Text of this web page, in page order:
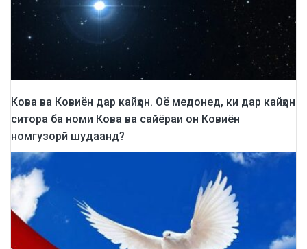
Кова ва Ковиён дар кайҳон. Оё медонед, ки дар кайҳон
ситора ба номи Кова ва сайёраи он Ковиён
номгузорӣ шудаанд?